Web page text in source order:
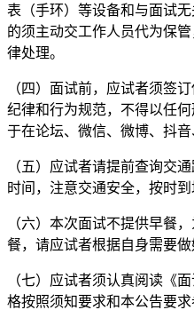
表（手环）等设备和与面试
的须主动交工作人员代为保
律处理。
（四）面试前，应试者须签
纪律和行为规范，不得以任
于在论坛、微信、微博、抖
（五）应试者请提前查询交
时间，注意交通安全，按时到
（六）本次面试不提供早餐
餐，请应试者根据自身需要做
（七）应试者须认真阅读《
格按照须知要求和本公告要求